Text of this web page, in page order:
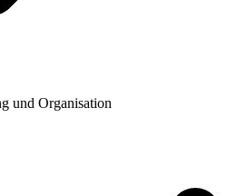
und Organisation